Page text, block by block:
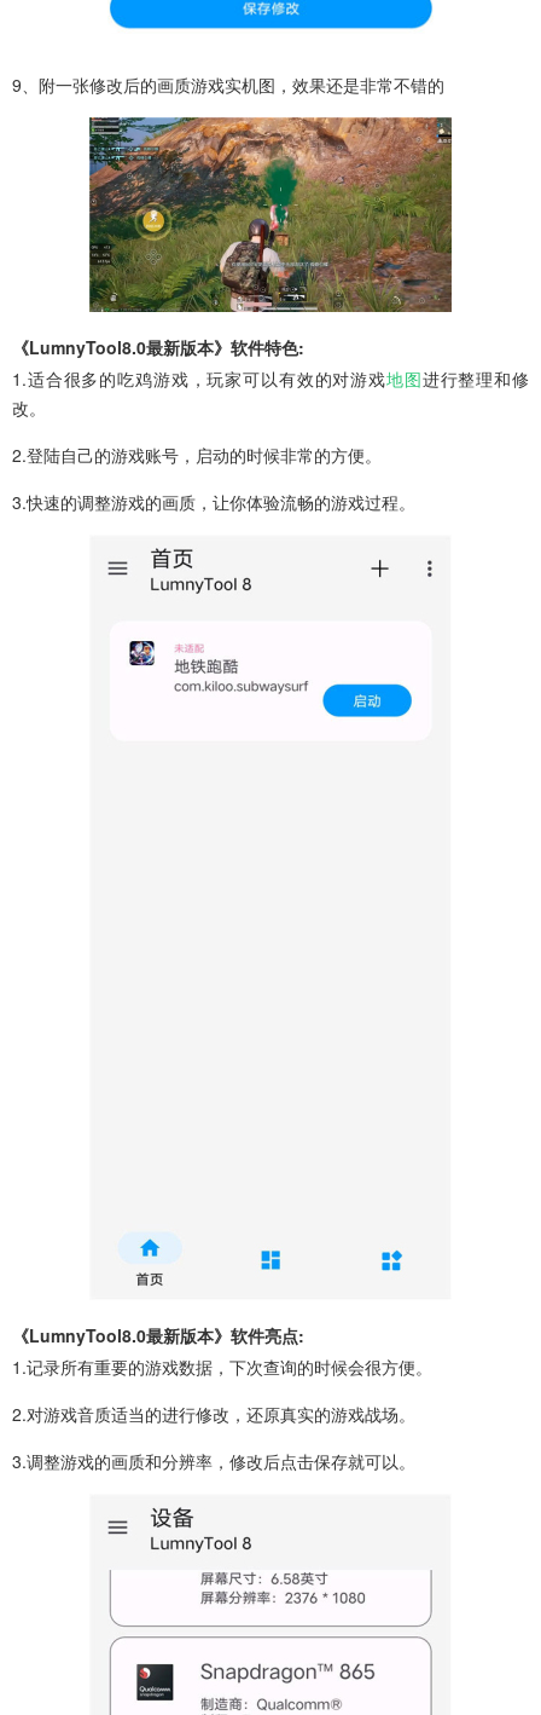
9、附一张修改后的画质游戏实机图，效果还是非常不错的
《LumnyTool8.0最新版本》软件特色:
1.适合很多的吃鸡游戏，玩家可以有效的对游戏地图进行整理和修
改。
2.登陆自己的游戏账号，启动的时候非常的方便。
3.快速的调整游戏的画质，让你体验流畅的游戏过程。
《LumnyTool8.0最新版本》软件亮点:
1.记录所有重要的游戏数据，下次查询的时候会很方便。
2.对游戏音质适当的进行修改，还原真实的游戏战场。
3.调整游戏的画质和分辨率，修改后点击保存就可以。